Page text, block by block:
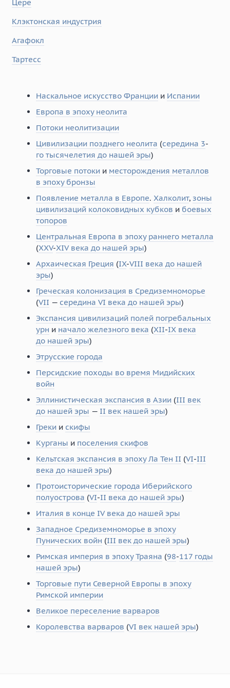
Цере
Клэктонская индустрия
Агафокл
Тартесс
Наскальное искусство Франции и Испании
Европа в эпоху неолита
Потоки неолитизации
Цивилизации позднего неолита (середина 3-
го тысячелетия до нашей эры)
Торговые потоки и месторождения металлов
в эпоху бронзы
Появление металла в Европе. Халколит, зоны
цивилизаций колоковидных кубков и боевых
топоров
Центральная Европа в эпоху раннего металла
(XXV-XIV века до нашей эры)
Архаическая Греция (IX-VIII века до нашей
эры)
Греческая колонизация в Средиземноморье
(VII — середина VI века до нашей эры)
Экспансия цивилизаций полей погребальных
урн и начало железного века (XII-IX века
до нашей эры)
Этрусские города
Персидские походы во время Мидийских
войн
Эллинистическая экспансия в Азии (III век
до нашей эры — II век нашей эры)
Греки и скифы
Курганы и поселения скифов
Кельтская экспансия в эпоху Ла Тен II (VI-III
века до нашей эры)
Протоисторические города Иберийского
полуострова (VI-II века до нашей эры)
Италия в конце IV века до нашей эры
Западное Средиземноморье в эпоху
Пунических войн (III век до нашей эры)
Римская империя в эпоху Траяна (98-117 годы
нашей эры)
Торговые пути Северной Европы в эпоху
Римской империи
Великое переселение варваров
Королевства варваров (VI век нашей эры)